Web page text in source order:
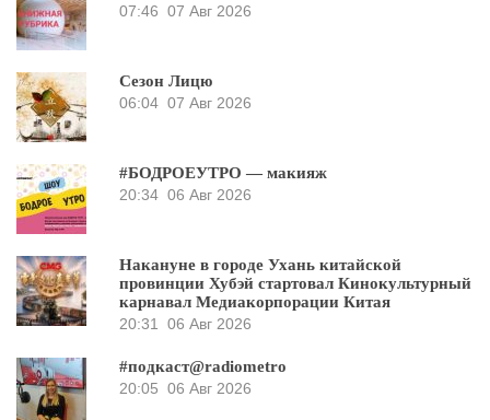
07:46 07 Авг 2026
Сезон Лицю
06:04 07 Авг 2026
#БОДРОЕУТРО — макияж
20:34 06 Авг 2026
Накануне в городе Ухань китайской
провинции Хубэй стартовал Кинокультурный
карнавал Медиакорпорации Китая
20:31
06 Авг 2026
#подкаст@radiometro
20:05 06 Авг 2026